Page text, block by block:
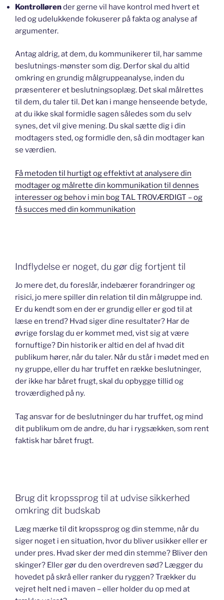
Kontrollørender gerne vil have kontrol med hvert et
led og udelukkende fokuserer på fakta og analyse af
argumenter.
Antag aldrig, at dem, du kommunikerer til, har samme
beslutnings-mønster som dig. Derfor skal du altid
omkring en grundig målgruppeanalyse, inden du
præsenterer et beslutningsoplæg. Det skal målrettes
til dem, du taler til. Det kan i mange henseende betyde,
at du ikke skal formidle sagen således som du selv
synes, det vil give mening. Du skal sætte dig i din
modtagers sted, og formidle den, så din modtager kan
se værdien.
Få metoden til hurtigt og effektivt at analysere din
modtager og målrette din kommunikation til dennes
interesser og behov i min bog TAL TROVÆRDIGT – og
få succes med din kommunikation
Indflydelse er noget, du gør dig fortjent til
Jo mere det, du foreslår, indebærer forandringer og
risici, jo mere spiller din relation til din målgruppe ind.
Er du kendt som en der er grundig eller er god til at
læse en trend? Hvad siger dine resultater? Har de
øvrige forslag du er kommet med, vist sig at være
fornuftige? Din historik er altid en del af hvad dit
publikum hører, når du taler. Når du står i mødet med en
ny gruppe, eller du har truffet en række beslutninger,
der ikke har båret frugt, skal du opbygge tillid og
troværdighed på ny.
Tag ansvar for de beslutninger du har truffet, og mind
dit publikum om de andre, du har i rygsækken, som rent
faktisk har båret frugt.
Brug dit kropssprog til at udvise sikkerhed
omkring dit budskab
Læg mærke til dit kropssprog og din stemme, når du
siger noget i en situation, hvor du bliver usikker eller er
under pres. Hvad sker der med din stemme? Bliver den
skinger? Eller gør du den overdreven sød? Lægger du
hovedet på skrå eller ranker du ryggen? Trækker du
vejret helt ned i maven – eller holder du op med at